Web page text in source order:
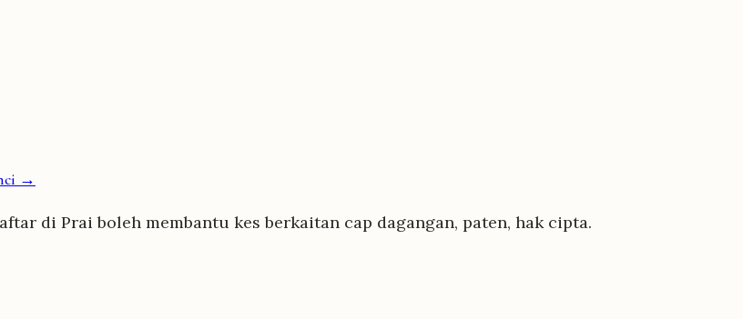
→
di Prai boleh membantu kes berkaitan cap dagangan, paten, hak cipta.